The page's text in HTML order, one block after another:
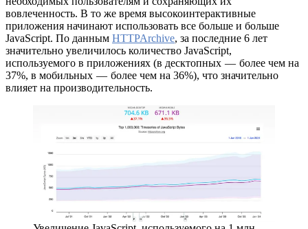
вовлеченность. В то же время высокоинтерактивные
приложения начинают использовать все больше и больше
JavaScript. По данным HTTPArchive, за последние 6 лет
значительно увеличилось количество JavaScript,
используемого в приложениях (в десктопных — более чем на
37%, в мобильных — более чем на 36%), что значительно
влияет на производительность.